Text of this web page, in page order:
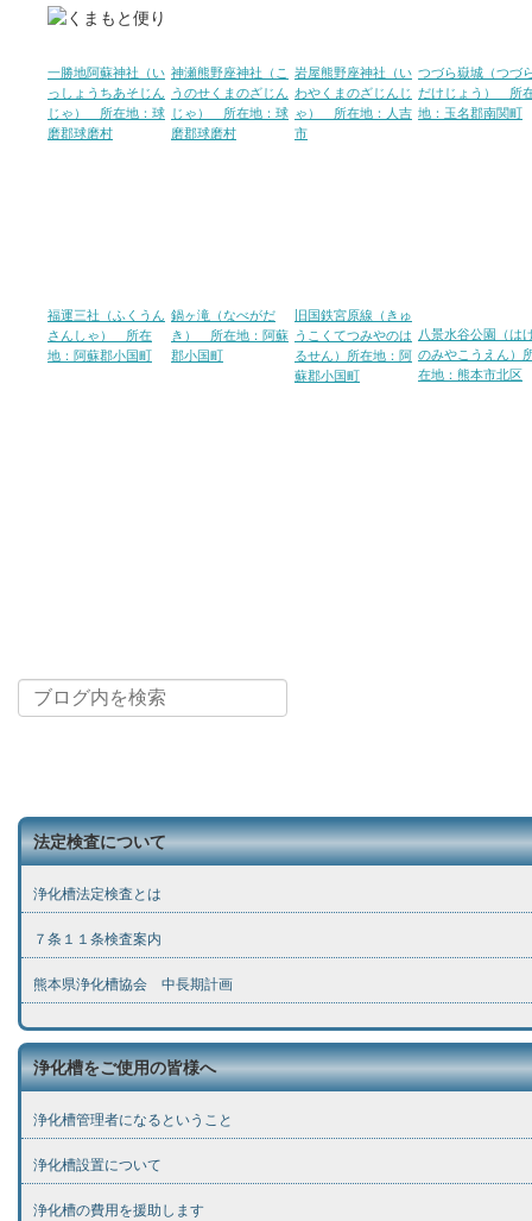
一勝地阿蘇神社（い
っしょうちあそじん
じゃ） 所在地：球
磨郡球磨村
神瀬熊野座神社（こ
うのせくまのざじん
じゃ） 所在地：球
磨郡球磨村
岩屋熊野座神社（い
わやくまのざじんじ
ゃ） 所在地：人吉
市
つづら嶽城（つづ
だけじょう） 所
地：玉名郡南関町
福運三社（ふくうん
さんしゃ） 所在
地：阿蘇郡小国町
鍋ヶ滝（なべがだ
き） 所在地：阿蘇
郡小国町
旧国鉄宮原線（きゅ
うこくてつみやのは
るせん）所在地：阿
蘇郡小国町
八景水谷公園（は
のみやこうえん）
在地：熊本市北区
法定検査について
浄化槽法定検査とは
７条１１条検査案内
熊本県浄化槽協会 中長期計画
浄化槽をご使用の皆様へ
浄化槽管理者になるということ
浄化槽設置について
浄化槽の費用を援助します